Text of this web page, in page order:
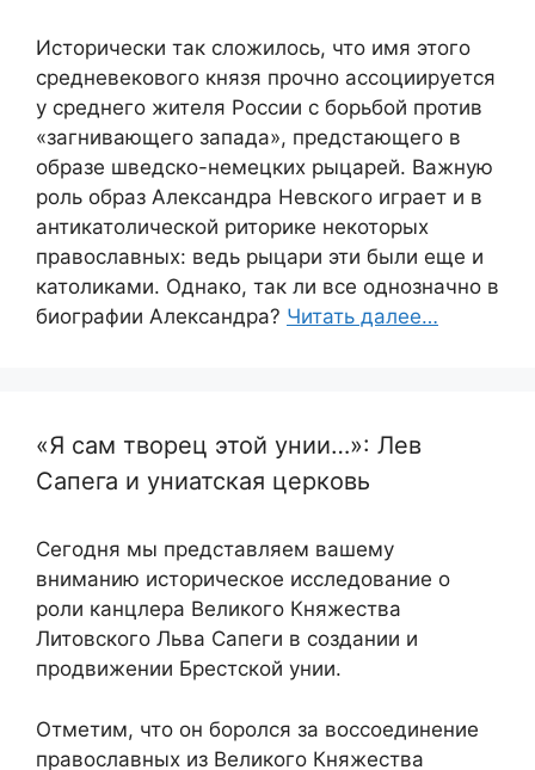
Исторически так сложилось, что имя этого
средневекового князя прочно ассоциируется
у среднего жителя России с борьбой против
«загнивающего запада», предстающего в
образе шведско-немецких рыцарей. Важную
роль образ Александра Невского играет и в
антикатолической риторике некоторых
православных: ведь рыцари эти были еще и
католиками. Однако, так ли все однозначно в
биографии Александра? Читать далее…
«Я сам творец этой унии…»: Лев
Сапега и униатская церковь
Сегодня мы представляем вашему
вниманию историческое исследование о
роли канцлера Великого Княжества
Литовского Льва Сапеги в создании и
продвижении Брестской унии.
Отметим, что он боролся за воссоединение
православных из Великого Княжества